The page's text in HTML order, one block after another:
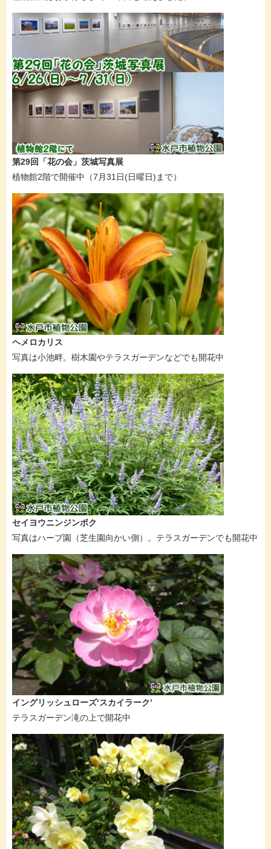
第29回「花の会」茨城写真展
植物館2階で開催中（7月31日(日曜日)まで）
ヘメロカリス
写真は小池畔。樹木園やテラスガーデンなどでも開花中
セイヨウニンジンボク
写真はハーブ園（芝生園向かい側）。テラスガーデンでも開花中
イングリッシュローズ‘スカイラーク’
テラスガーデン滝の上で開花中